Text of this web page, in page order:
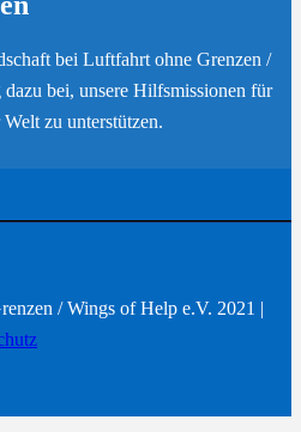
bei Luftfahrt ohne Grenzen /
bei, unsere Hilfsmissionen für
zu unterstützen.
/ Wings of Help e.V. 2021 |